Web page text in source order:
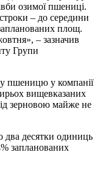
озимої пшениці.
– до середини
площ.
– зазначив
Групи
пшеницю у компанії
вищевказаних
зерновою майже не
два десятки одиниць
запланованих